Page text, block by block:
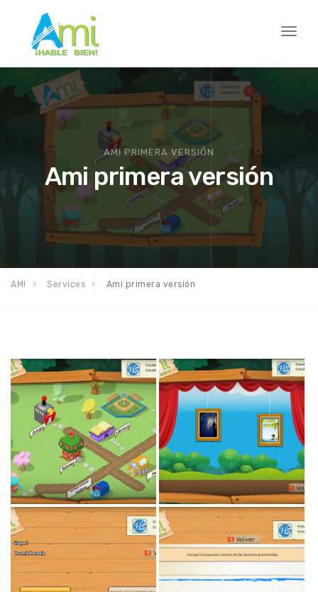
Toggle
AMI PRIMERA VERSIÓN
Ami primera versión
AMI Services Ami primera versión